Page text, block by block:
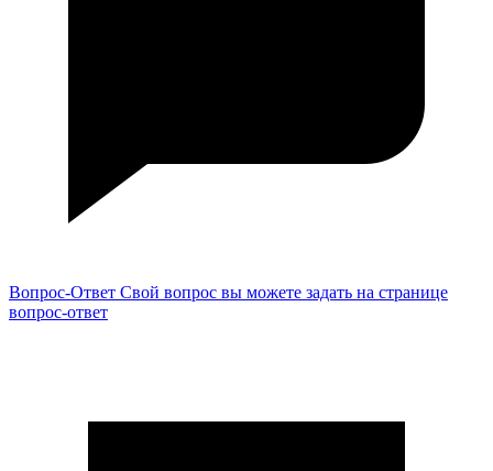
Вопрос-Ответ Свой вопрос вы можете задать на странице
вопрос-ответ